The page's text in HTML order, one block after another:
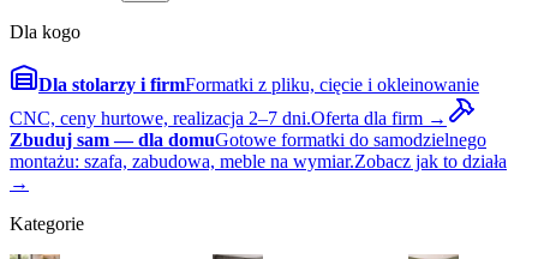
Dla kogo
Dla stolarzy i firmFormatki z pliku, cięcie i okleinowanie
CNC, ceny hurtowe, realizacja 2–7 dni.Oferta dla firm →
Zbuduj sam — dla domuGotowe formatki do samodzielnego
montażu: szafa, zabudowa, meble na wymiar.Zobacz jak to działa
→
Kategorie